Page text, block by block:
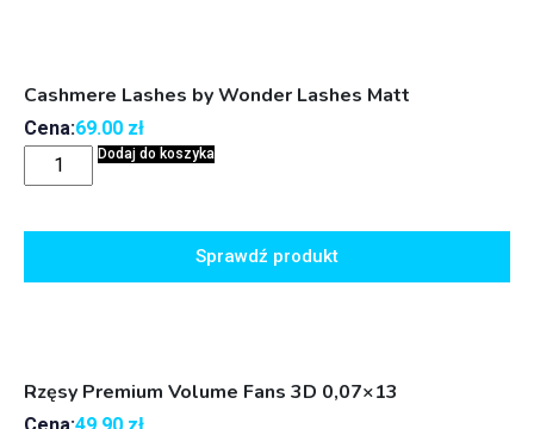
Cashmere Lashes by Wonder Lashes Matt
Cena:69.00 zł
Dodaj do koszyka
Sprawdź produkt
Rzęsy Premium Volume Fans 3D 0,07×13